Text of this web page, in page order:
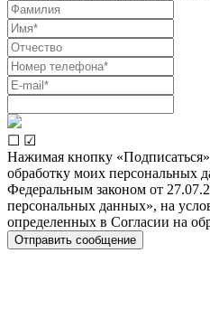
☐ ☑
Нажимая кнопку
обработку моих персональных
Федеральным законом от
персональных данных», на
определенных в Согласии на